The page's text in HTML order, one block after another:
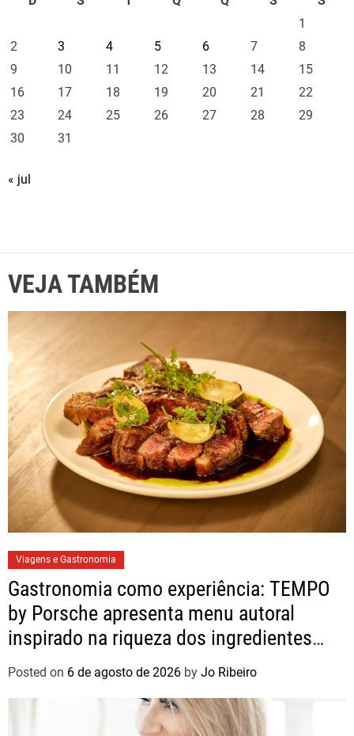
1
2
3 4 5 6 7
8
9
10 11 12 13 14
15
16
17 18 19 20 21
22
23
24 25 26 27 28
29
30
31
« jul
VEJA TAMBÉM
Viagens e Gastronomia
Gastronomia como experiência: TEMPO
by Porsche apresenta menu autoral
inspirado na riqueza dos ingredientes
brasileiros
Posted on 6 de agosto de 2026 by Jo Ribeiro